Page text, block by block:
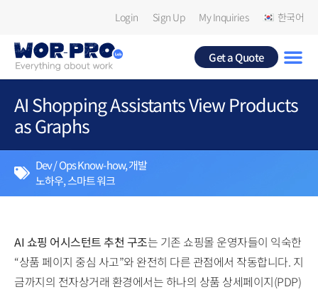
Login Sign Up My Inquiries 한국어
Get a Quote
AI Shopping Assistants View Products
as Graphs
Dev / Ops Know-how,개발
노하우,스마트 워크
AI 쇼핑 어시스턴트 추천 구조는 기존 쇼핑몰 운영자들이 익숙한
“상품 페이지 중심 사고”와 완전히 다른 관점에서 작동합니다. 지
금까지의 전자상거래 환경에서는 하나의 상품 상세페이지(PDP)